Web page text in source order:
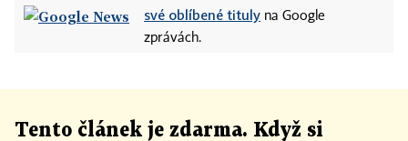
své oblíbené tituly na Google
zprávách.
Tento článek je zdarma. Když si